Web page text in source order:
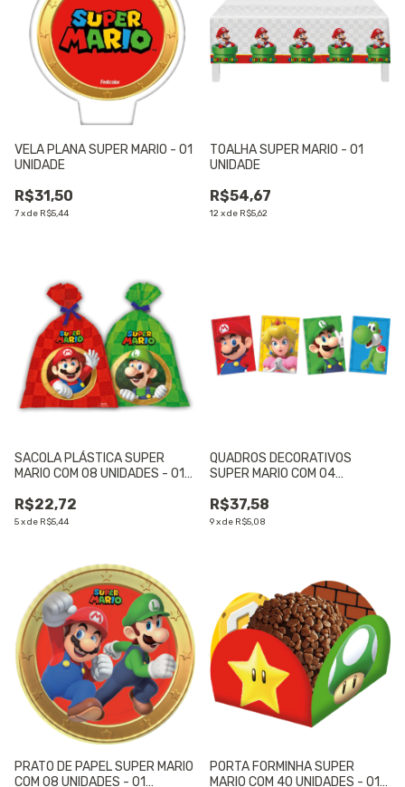
VELA PLANA SUPER MARIO - 01
UNIDADE
R$31,50
7xde R$5,44
TOALHA SUPER MARIO - 01
UNIDADE
R$54,67
12xde R$5,62
SACOLA PLÁSTICA SUPER
MARIO COM 08 UNIDADES - 01
R$22,72
5xde R$5,44
QUADROS DECORATIVOS
SUPER MARIO COM 04
R$37,58
9xde R$5,08
PRATO DE PAPEL SUPER MARIO
COM 08 UNIDADES - 01
PORTA FORMINHA SUPER
MARIO COM 40 UNIDADES - 01